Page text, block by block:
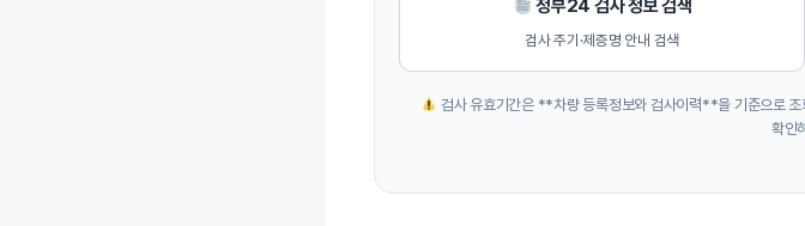
정부24 검사 정보 검색
검사 주기·제증명 안내 검색
검사 유효기간은 **차량 등록정보와 검사이력**을 기준으로 조
확인